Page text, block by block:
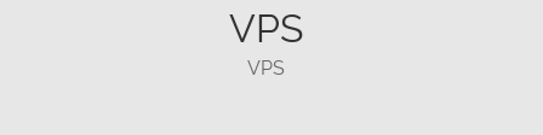
VPS
VPS